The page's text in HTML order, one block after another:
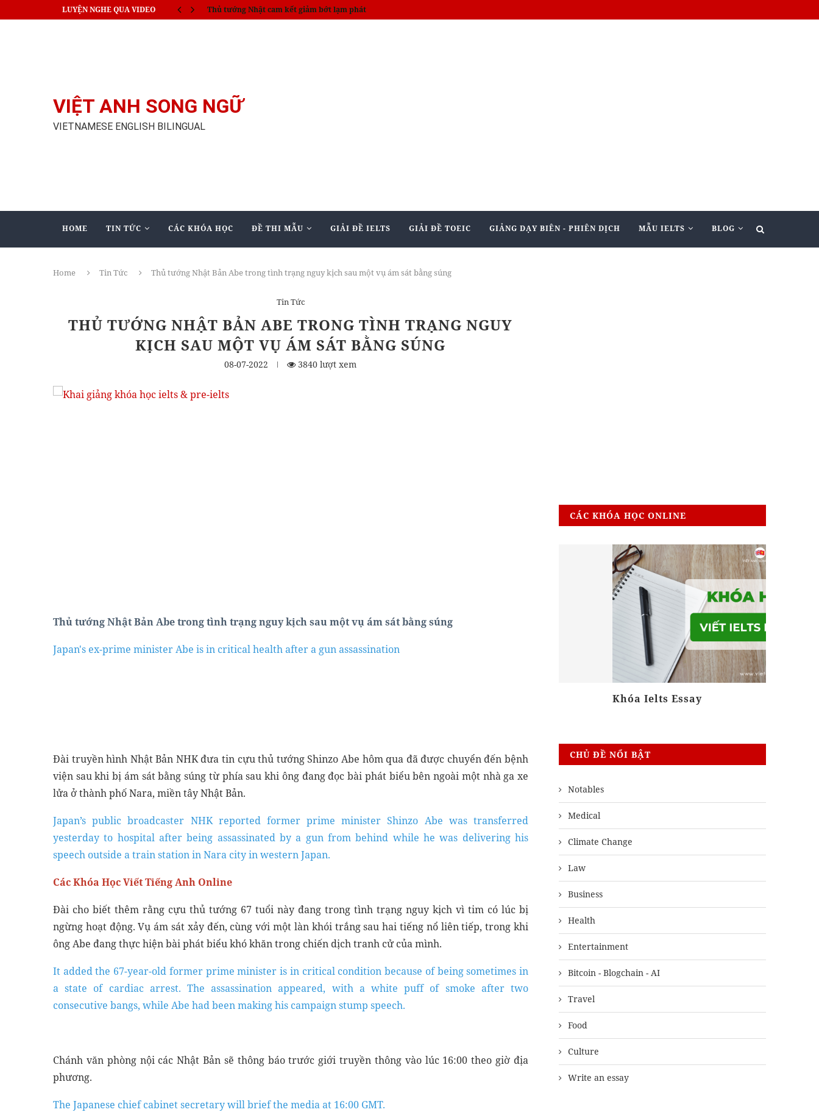
LUYỆN NGHE QUA VIDEO India train collision death toll rises to 14
VIỆT ANH SONG NGỮ
VIETNAMESE ENGLISH BILINGUAL
HOME TIN TỨC CÁC KHÓA HỌC ĐỀ THI MẪU GIẢI ĐỀ IELTS GIẢI ĐỀ TOEIC GIẢNG DẠY BIÊN - PHIÊN DỊCH MẪU IELTS BLOG
Home Tin Tức Thủ tướng Nhật Bản Abe trong tình trạng nguy kịch sau một vụ ám sát bằng súng
Tin Tức
THỦ TƯỚNG NHẬT BẢN ABE TRONG TÌNH TRẠNG NGUY
KỊCH SAU MỘT VỤ ÁM SÁT BẰNG SÚNG
08-07-2022 3840 lượt xem
Thủ tướng Nhật Bản Abe trong tình trạng nguy kịch sau một vụ ám sát bằng súng
Japan's ex-prime minister Abe is in critical health after a gun assassination
Đài truyền hình Nhật Bản NHK đưa tin cựu thủ tướng Shinzo Abe hôm qua đã được chuyển đến bệnh
viện sau khi bị ám sát bằng súng từ phía sau khi ông đang đọc bài phát biểu bên ngoài một nhà ga xe
lửa ở thành phố Nara, miền tây Nhật Bản.
Japan’s public broadcaster NHK reported former prime minister Shinzo Abe was transferred
yesterday to hospital after being assassinated by a gun from behind while he was delivering his
speech outside a train station in Nara city in western Japan.
Các Khóa Học Viết Tiếng Anh Online
Đài cho biết thêm rằng cựu thủ tướng 67 tuổi này đang trong tình trạng nguy kịch vì tim có lúc bị
ngừng hoạt động. Vụ ám sát xảy đến, cùng với một làn khói trắng sau hai tiếng nổ liên tiếp, trong khi
ông Abe đang thực hiện bài phát biểu khó khăn trong chiến dịch tranh cử của mình.
It added the 67-year-old former prime minister is in critical condition because of being sometimes in
a state of cardiac arrest. The assassination appeared, with a white puff of smoke after two
consecutive bangs, while Abe had been making his campaign stump speech.
Chánh văn phòng nội các Nhật Bản sẽ thông báo trước giới truyền thông vào lúc 16:00 theo giờ địa
phương.
The Japanese chief cabinet secretary will brief the media at 16:00 GMT.
CÁC KHÓA HỌC ONLINE
Khóa Ielts Essay
CHỦ ĐỀ NỔI BẬT
Notables
Medical
Climate Change
Law
Business
Health
Entertainment
Bitcoin - Blogchain - AI
Travel
Food
Culture
Write an essay